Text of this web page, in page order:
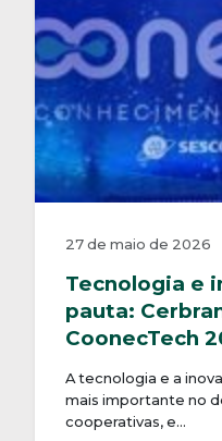
27 de maio de 2026
Tecnologia e
pauta:
CoonecTech
A tecnologia e a
mais importante no
cooperativas, e…